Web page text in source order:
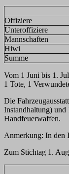
Offiziere
Unteroffiziere
Mannschaften
Hiwi
Summe
Vom 1 Juni bis 1.
1 Tote, 1
Die
Instandhaltung)
Handfeuerwaffen.
Anmerkung: In den
Zum Stichtag 1.